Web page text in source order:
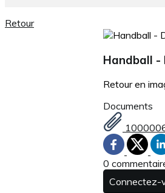
Retour
Handball
Retour en
Documents
0
Connectez-